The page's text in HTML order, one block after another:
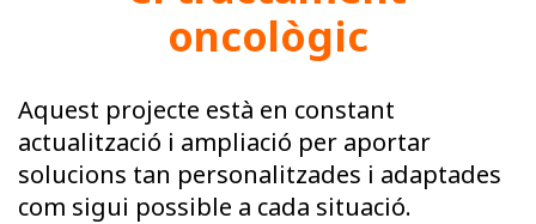
oncològic
Aquest projecte està en constant
actualització i ampliació per aportar
solucions tan personalitzades i adaptades
com sigui possible a cada situació.